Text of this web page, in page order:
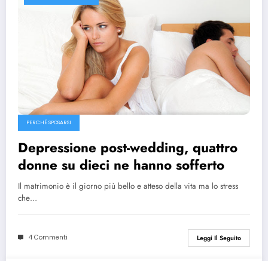
PERCHÉ SPOSARSI
Depressione post-wedding, quattro
donne su dieci ne hanno sofferto
Il matrimonio è il giorno più bello e atteso della vita ma lo stress
che…
4 Commenti Leggi Il Seguito